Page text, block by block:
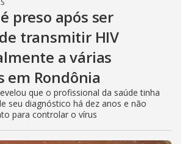
preso após ser
transmitir HIV
a várias
em Rondônia
que o profissional da saúde tinha
seu diagnóstico há dez anos e não
para controlar o vírus